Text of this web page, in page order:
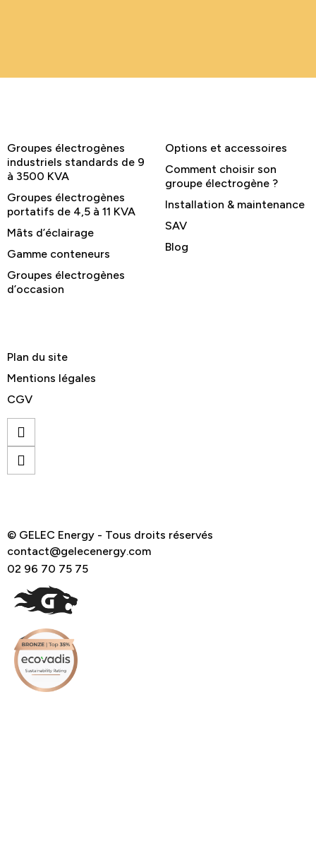
Groupes électrogènes
industriels standards de 9
à 3500 KVA
Groupes électrogènes
portatifs de 4,5 à 11 KVA
Mâts d’éclairage
Gamme conteneurs
Groupes électrogènes
d’occasion
Options et accessoires
Comment choisir son
groupe électrogène ?
Installation & maintenance
SAV
Blog
Plan du site
Mentions légales
CGV
© GELEC Energy - Tous droits réservés
contact@gelecenergy.com
02 96 70 75 75